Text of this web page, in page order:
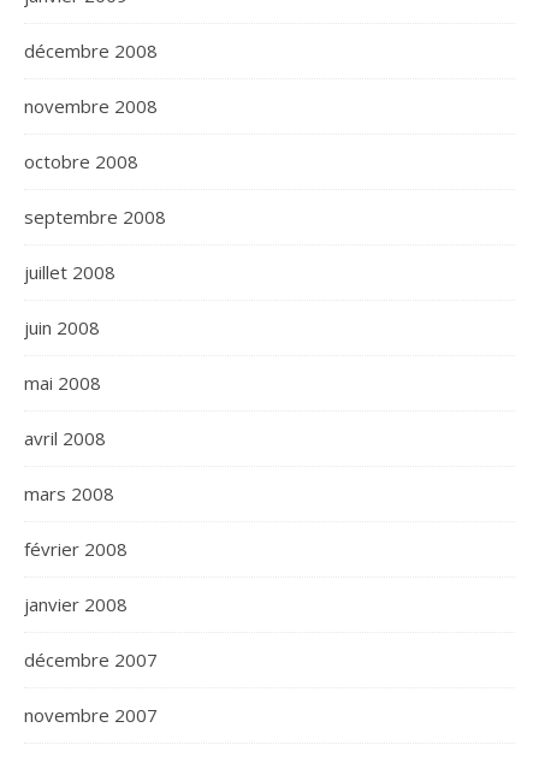
décembre 2008
novembre 2008
octobre 2008
septembre 2008
juillet 2008
juin 2008
mai 2008
avril 2008
mars 2008
février 2008
janvier 2008
décembre 2007
novembre 2007